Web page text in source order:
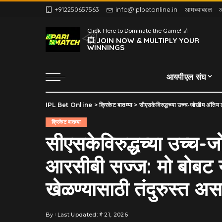
+912250657563 info@iplbetonline.in आमच्याबद्दल
Click Here to Dominate the Game! 🏏
💥 JOIN NOW & MULTIPLY YOUR
WINNINGS
आयपीएल संघ
IPL Bet Online >क्रिकेट बातम्या> सीएसकेविरुद्धच्या उच्च-जोखीम अंतिम
क्रिकेट बातम्या
सीएसकेविरुद्धच्या उच्च-
आरसीबी सज्ज: मो बोबट
खेळण्यासाठी तंदुरुस्त
Posted
By Last Updated: मे 21, 2026